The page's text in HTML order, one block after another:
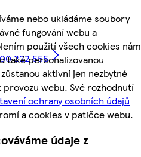
nebo ukládáme soubory
fungování webu a
použití všech cookies nám
také personalizovanou
aktivní jen nezbytné
webu. Své rozhodnutí
ochrany osobních údajů
a cookies v patičce webu.
údaje z
222 555